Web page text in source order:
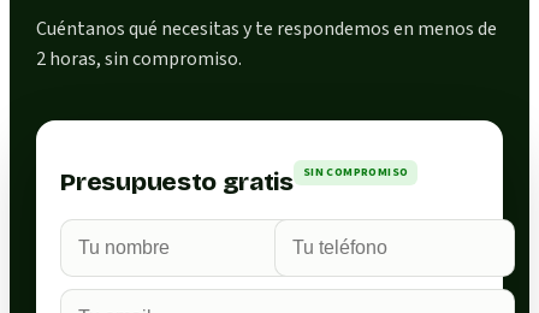
Cuéntanos qué necesitas y te respondemos en menos de
2 horas, sin compromiso.
Presupuesto gratis SIN COMPROMISO